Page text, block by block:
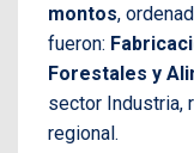
montos,
fueron:
Forestales y
sector Industria,
regional.